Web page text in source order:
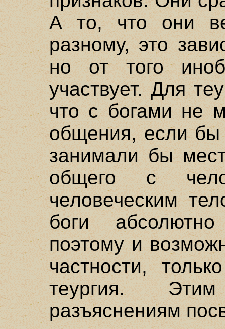
А то, что они
разному, это
но от того
участвует. Для
что с богами не
общения, если
занимали бы
общего с
человеческим
боги
поэтому и
частности,
теургия.
разъяснениям